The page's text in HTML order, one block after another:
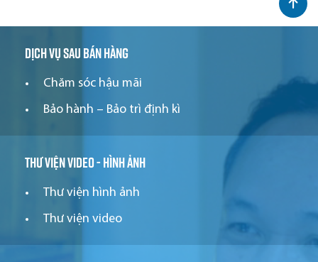
Dịch vụ sau bán hàng
Chăm sóc hậu mãi
Bảo hành – Bảo trì định kì
Thư viện video - hình ảnh
Thư viện hình ảnh
Thư viện video